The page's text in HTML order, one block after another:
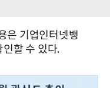
은 기업인터넷뱅
할 수 있다.